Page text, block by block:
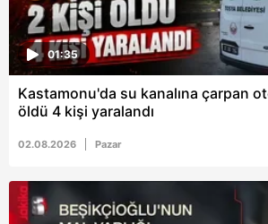
01:35
Kastamonu'da su kanalına çarpan
öldü 4 kişi yaralandı
02.08.2026 Pazar